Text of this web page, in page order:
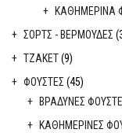
ΚΑΘΗΜΕΡΙΝΑ
ΣΟΡΤΣ - ΒΕΡΜΟΥΔΕΣ
ΤΖΑΚΕΤ(9)
ΦΟΥΣΤΕΣ (45)
BΡΑΔΥΝΕΣ
ΚΑΘΗΜΕΡΙΝΕΣ